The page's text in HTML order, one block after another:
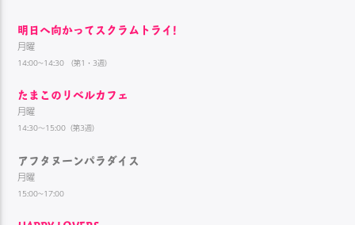
明日へ向かってスクラムトライ!
月曜
14:00~14:30 （第1・3週）
たまこのリベルカフェ
月曜
14:30～15:00（第3週）
アフタヌーンパラダイス
月曜
15:00~17:00